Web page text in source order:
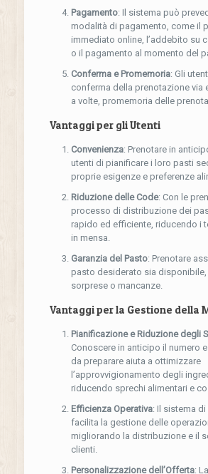
Pagamento: Il sistema può
modalità di pagamento, come il
immediato online, l’addebito su
o il pagamento al momento del
Conferma e Promemoria: Gli
conferma della prenotazione via
a volte, promemoria delle
Vantaggi per gli Utenti
Convenienza: Prenotare in
utenti di pianificare i loro pasti
proprie esigenze e preferenze
Riduzione delle Code: Con le
processo di distribuzione dei
rapido ed efficiente, riducendo i
in mensa.
Garanzia del Pasto: Prenotare
pasto desiderato sia disponibile,
sorprese o mancanze.
Vantaggi per la Gestione della
Pianificazione e Riduzione degli
Conoscere in anticipo il numero
da preparare aiuta a ottimizzare
l’approvvigionamento degli
riducendo sprechi alimentari e
Efficienza Operativa: Il sistema
facilita la gestione delle
migliorando la distribuzione e il
clienti.
Personalizzazione dell’Offerta: